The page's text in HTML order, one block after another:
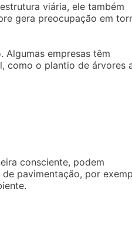
viária, ele também
gera preocupação em
Algumas empresas têm
como o plantio de árvores
consciente, podem
pavimentação, por